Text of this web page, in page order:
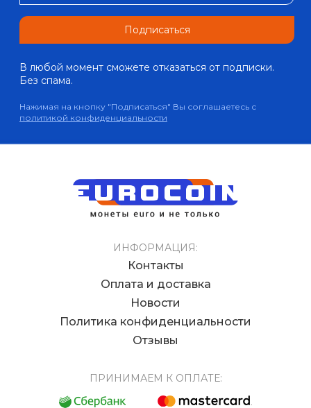
Подписаться
В любой момент сможете отказаться от подписки.
Без спама.
Нажимая на кнопку "Подписаться" Вы соглашаетесь с
политикой конфиденциальности
ИНФОРМАЦИЯ:
Контакты
Оплата и доставка
Новости
Политика конфиденциальности
Отзывы
ПРИНИМАЕМ К ОПЛАТЕ: